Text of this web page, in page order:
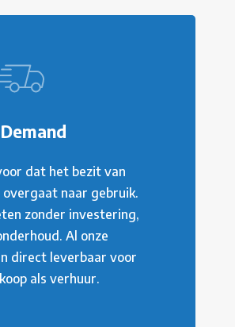
dat het bezit van
naar gebruik.
zonder investering,
Al onze
direct leverbaar voor
als verhuur.